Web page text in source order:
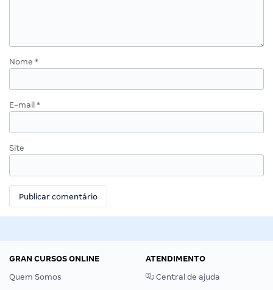
Nome *
E-mail *
Site
GRAN CURSOS ONLINE
Quem Somos
ATENDIMENTO
Central de ajuda